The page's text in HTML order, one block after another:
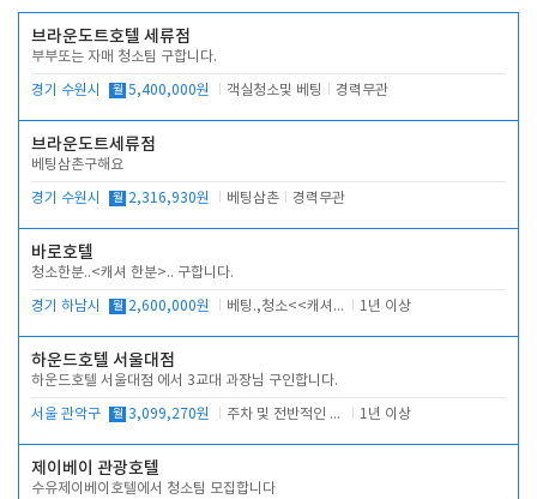
브라운도트호텔 세류점
부부또는 자매 청소팀 구합니다.
경기 수원시 월 5,400,000원 객실청소및 베팅 경력무관
브라운도트세류점
베팅삼촌구해요
경기 수원시 월 2,316,930원 베팅삼촌 경력무관
바로호텔
청소한분..<캐셔 한분>.. 구합니다.
경기 하남시 월 2,600,000원 베팅.,청소<<캐셔 모셔봅니다. 1년 이상
하운드호텔 서울대점
하운드호텔 서울대점 에서 3교대 과장님 구인합니다.
서울 관악구 월 3,099,270원 주차 및 전반적인 당번업무 1년 이상
제이베이 관광호텔
수유제이베이호텔에서 청소팀 모집합니다